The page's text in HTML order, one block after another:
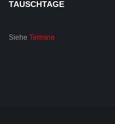
TAUSCHTAGE
Siehe Termine